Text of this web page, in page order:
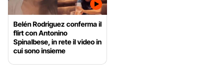
Belén Rodriguez conferma il
flirt con Antonino
Spinalbese, in rete il video in
cui sono insieme